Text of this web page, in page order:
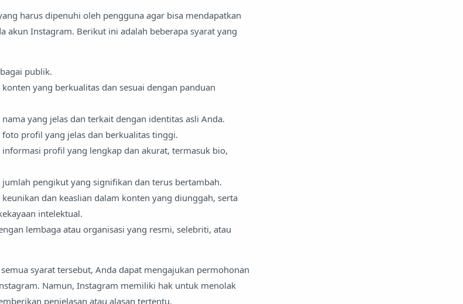
harus dipenuhi oleh pengguna agar bisa mendapatkan
akun Instagram. Berikut ini adalah beberapa syarat yang
publik.
yang berkualitas dan sesuai dengan panduan
yang jelas dan terkait dengan identitas asli Anda.
profil yang jelas dan berkualitas tinggi.
profil yang lengkap dan akurat, termasuk bio,
pengikut yang signifikan dan terus bertambah.
dan keaslian dalam konten yang diunggah, serta
intelektual.
lembaga atau organisasi yang resmi, selebriti, atau
syarat tersebut, Anda dapat mengajukan permohonan
Namun, Instagram memiliki hak untuk menolak
penjelasan atau alasan tertentu.